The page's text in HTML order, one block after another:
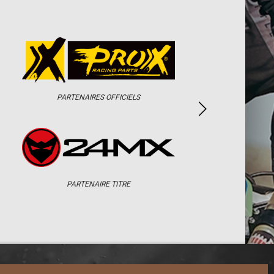
PARTENAIRES OFFICIELS
PARTENAIRE TITRE